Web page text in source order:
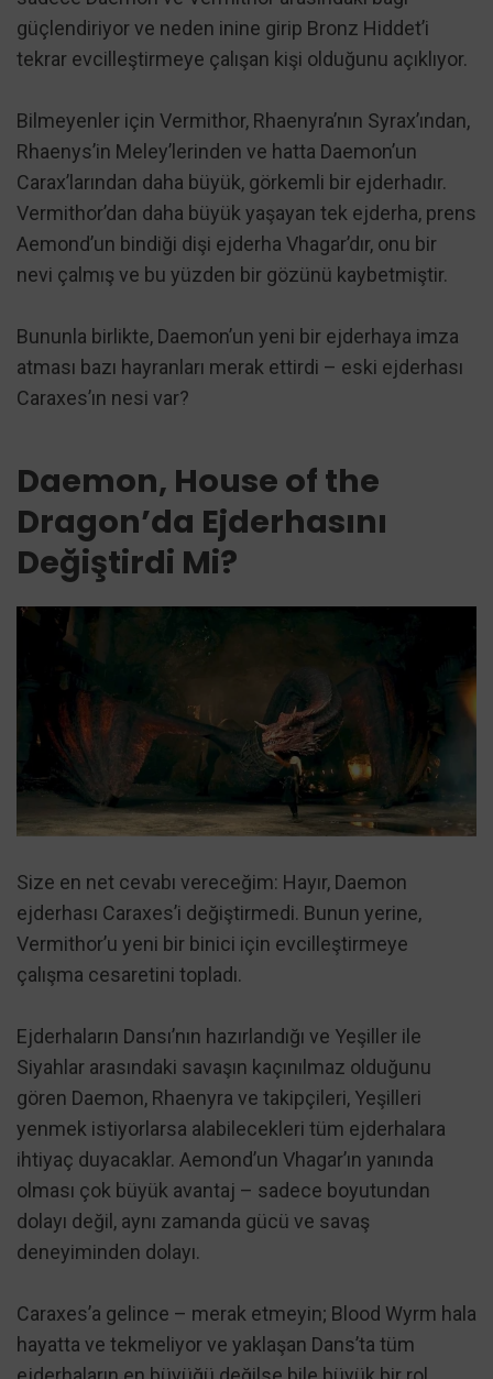
güçlendiriyor ve neden inine girip Bronz Hiddet’i
tekrar evcilleştirmeye çalışan kişi olduğunu açıklıyor.
Bilmeyenler için Vermithor, Rhaenyra’nın Syrax’ından,
Rhaenys’in Meley’lerinden ve hatta Daemon’un
Carax’larından daha büyük, görkemli bir ejderhadır.
Vermithor’dan daha büyük yaşayan tek ejderha, prens
Aemond’un bindiği dişi ejderha Vhagar’dır, onu bir
nevi çalmış ve bu yüzden bir gözünü kaybetmiştir.
Bununla birlikte, Daemon’un yeni bir ejderhaya imza
atması bazı hayranları merak ettirdi – eski ejderhası
Caraxes’ın nesi var?
Daemon, House of the
Dragon’da Ejderhasını
Değiştirdi Mi?
Size en net cevabı vereceğim: Hayır, Daemon
ejderhası Caraxes’i değiştirmedi. Bunun yerine,
Vermithor’u yeni bir binici için evcilleştirmeye
çalışma cesaretini topladı.
Ejderhaların Dansı’nın hazırlandığı ve Yeşiller ile
Siyahlar arasındaki savaşın kaçınılmaz olduğunu
gören Daemon, Rhaenyra ve takipçileri, Yeşilleri
yenmek istiyorlarsa alabilecekleri tüm ejderhalara
ihtiyaç duyacaklar. Aemond’un Vhagar’ın yanında
olması çok büyük avantaj – sadece boyutundan
dolayı değil, aynı zamanda gücü ve savaş
deneyiminden dolayı.
Caraxes’a gelince – merak etmeyin; Blood Wyrm hala
hayatta ve tekmeliyor ve yaklaşan Dans’ta tüm